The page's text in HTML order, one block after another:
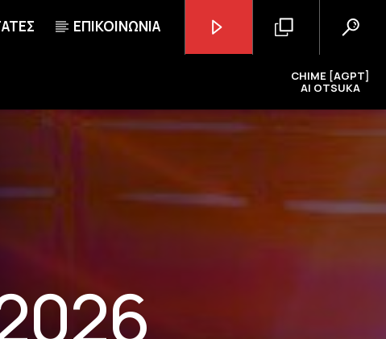
ΕΠΙΚΟΙΝΩΝΙΑ
CHIME [AGPT]
AI OTSUKA